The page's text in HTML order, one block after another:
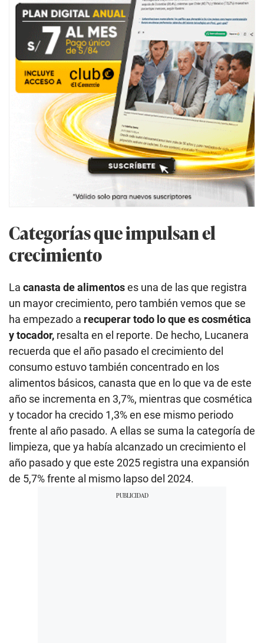
Categorías que impulsan el
crecimiento
La canasta de alimentoses una de las que registra
un mayor crecimiento, pero también vemos que se
ha empezado a recuperar todo lo que es cosmética
y tocador, resalta en el reporte. De hecho, Lucanera
recuerda que el año pasado el crecimiento del
consumo estuvo también concentrado en los
alimentos básicos, canasta que en lo que va de este
año se incrementa en 3,7%, mientras que cosmética
y tocador ha crecido 1,3% en ese mismo periodo
frente al año pasado. A ellas se suma la categoría de
limpieza, que ya había alcanzado un crecimiento el
año pasado y que este 2025 registra una expansión
de 5,7% frente al mismo lapso del 2024.